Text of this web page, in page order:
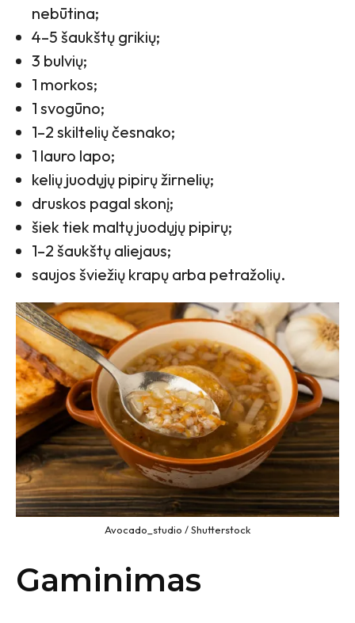
nebūtina;
4–5 šaukštų grikių;
3 bulvių;
1 morkos;
1 svogūno;
1–2 skiltelių česnako;
1 lauro lapo;
kelių juodųjų pipirų žirnelių;
druskos pagal skonį;
šiek tiek maltų juodųjų pipirų;
1–2 šaukštų aliejaus;
saujos šviežių krapų arba petražolių.
Avocado_studio / Shutterstock
Gaminimas